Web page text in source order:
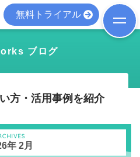
無料トライアル
ブログ
方・活用事例を紹介
年 2月